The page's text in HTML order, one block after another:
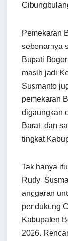
Pemekaran
sebenarnya
Bupati
masih jadi
Sus­manto
pemekaran
digaungkan
Barat dan
ting­kat
Tak hanya
Rudy
anggaran
pendukung
Kabupa­ten
2026.